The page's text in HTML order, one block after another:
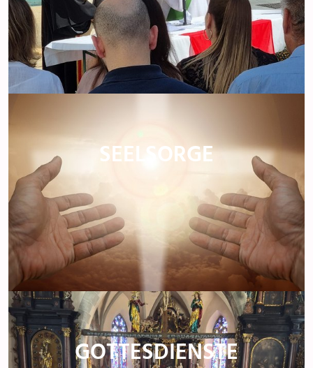
SEELSORGE
GOTTESDIENSTE